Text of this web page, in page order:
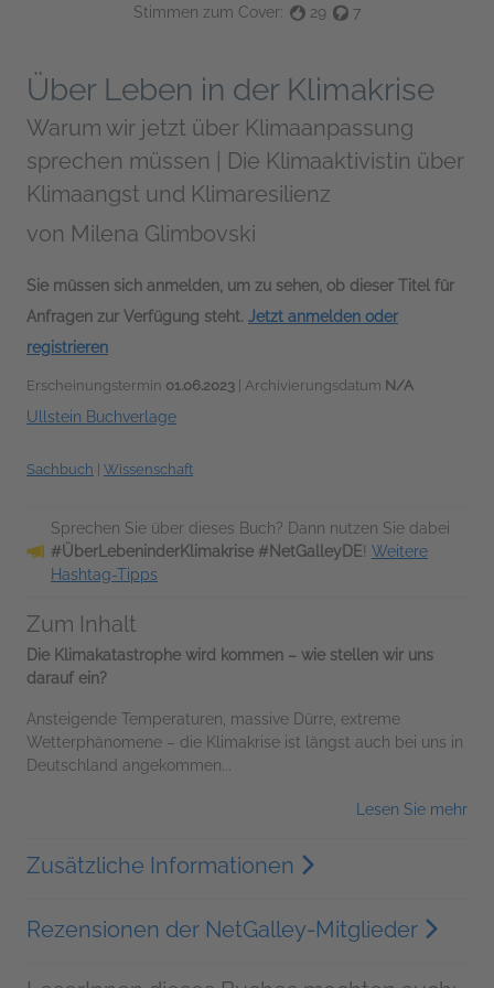
Stimmen zum Cover: 29 7
Über Leben in der Klimakrise
Warum wir jetzt über Klimaanpassung
sprechen müssen | Die Klimaaktivistin über
Klimaangst und Klimaresilienz
von Milena Glimbovski
Sie müssen sich anmelden, um zu sehen, ob dieser Titel für
Anfragen zur Verfügung steht. Jetzt anmelden oder
registrieren
Erscheinungstermin 01.06.2023 | Archivierungsdatum N/A
Ullstein Buchverlage
Sachbuch | Wissenschaft
Sprechen Sie über dieses Buch? Dann nutzen Sie dabei
#ÜberLebeninderKlimakrise #NetGalleyDE! Weitere
Hashtag-Tipps
Zum Inhalt
Die Klimakatastrophe wird kommen – wie stellen wir uns
darauf ein?
Ansteigende Temperaturen, massive Dürre, extreme
Wetterphänomene – die Klimakrise ist längst auch bei uns in
Deutschland angekommen...
Lesen Sie mehr
Zusätzliche Informationen
Rezensionen der NetGalley-Mitglieder